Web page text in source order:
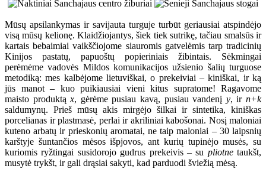
Mūsų apsilankymas ir savijauta turguje turbūt geriausiai atspindėjo
visą mūsų kelionę. Klaidžiojantys, šiek tiek sutrikę, tačiau smalsūs ir
kartais bebaimiai vaikščiojome siauromis gatvelėmis tarp tradicinių
Kinijos pastatų, papuoštų popieriniais žibintais. Sėkmingai
perėmėme vadovės Mildos komunikacijos užsienio šalių turguose
metodiką: mes kalbėjome lietuviškai, o prekeiviai – kiniškai, ir ką
jūs manot – kuo puikiausiai vieni kitus supratome! Ragavome
maisto produktąx, gėrėme pusiau kavą, pusiau vandenį y, irn+k
saldumynų. Prieš mūsų akis mirgėjo šilkai ir sintetika, kiniškas
porcelianas ir plastmasė, perlai ir akriliniai kabošonai. Nosį maloniai
kuteno arbatų ir prieskonių aromatai, ne taip maloniai – 30 laipsnių
karštyje šuntančios mėsos išpjovos, ant kurių tupinėjo musės, su
kuriomis ryžtingai susidorojo gudrus prekeivis – su pliotnetaukšt,
musytė trykšt, ir gali drąsiai sakyti, kad parduodi šviežią mėsą.